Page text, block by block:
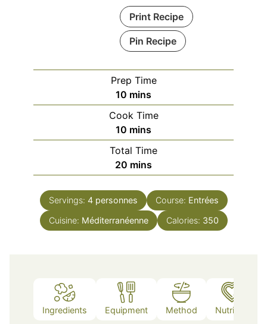
Print Recipe
Pin Recipe
Prep Time
10 minutes
mins
Cook Time
10 minutes
mins
Total Time
20 minutes
mins
Servings: 4 personnes Course: Entrées
Cuisine: Méditerranéenne Calories: 350
Ingredients Equipment Method Nutrition